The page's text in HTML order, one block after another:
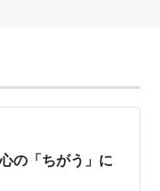
の「ちがう」に